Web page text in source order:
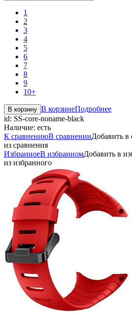
1
2
3
4
5
6
7
8
9
10+
В корзину В корзинеПодробнее
id: SS-core-noname-black
Наличие: есть
К сравнениюВ сравненииДобавить в
из сравнения
ИзбранноеВ избранномДобавить в
из избранного